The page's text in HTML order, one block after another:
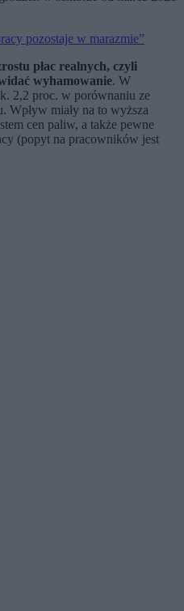
pozostaje w marazmie”
płac realnych, czyli
wyhamowanie. W
2,2 proc. w porównaniu ze
Wpływ miały na to wyższa
cen paliw, a także pewne
(popyt na pracowników jest